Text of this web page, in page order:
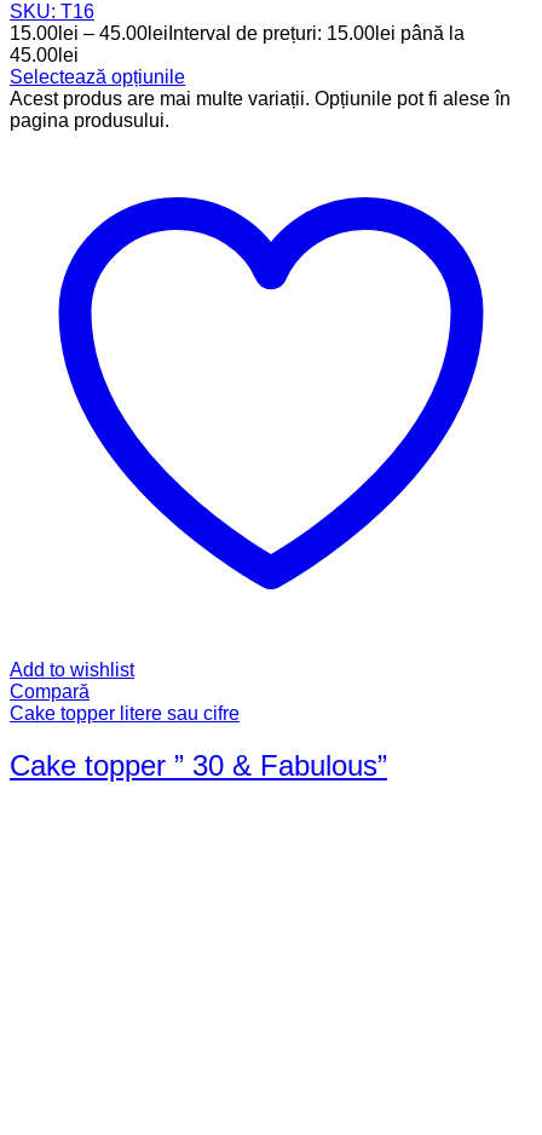
SKU: T16
15.00 lei – 45.00 lei Interval de prețuri: 15.00lei până la
45.00lei
Selectează opțiunile
Acest produs are mai multe variații. Opțiunile pot fi alese în
pagina produsului.
Add to wishlist
Compară
Cake topper litere sau cifre
Cake topper ” 30 & Fabulous”